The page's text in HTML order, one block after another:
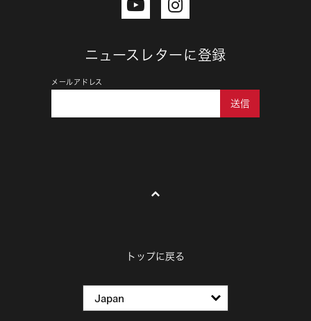
ニュースレターに登録
メールアドレス
送信
トップに戻る